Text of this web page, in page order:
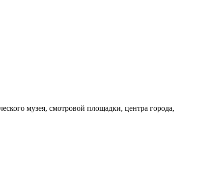
музея, смотровой площадки, центра города,